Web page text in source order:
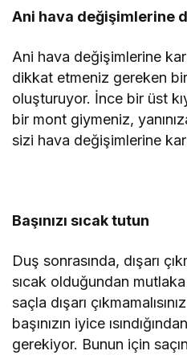
Ani hava değişimlerine
Ani hava değişimlerine
dikkat etmeniz gereken
oluşturuyor. İnce bir üst
bir mont giymeniz,
sizi hava değişimlerine
Başınızı sıcak tutun
Duş sonrasında, dışarı
sıcak olduğundan
saçla dışarı
başınızın iyice
gerekiyor. Bunun için